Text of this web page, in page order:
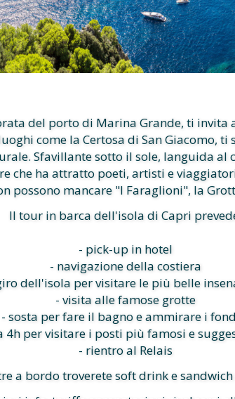
del porto di Marina Grande, ti
come la Certosa di San Giacomo,
Sfavillante sotto il sole, languida
che ha attratto poeti, artisti e
possono mancare "I Faraglioni", la
Il tour in barca dell'isola di Capri
- pick-up in hotel
- navigazione della costiera
dell'isola per visitare le più belle
- visita alle famose grotte
- sosta per fare il bagno e ammirare i
4h per visitare i posti più famosi e
- rientro al Relais
a bordo troverete soft drink e